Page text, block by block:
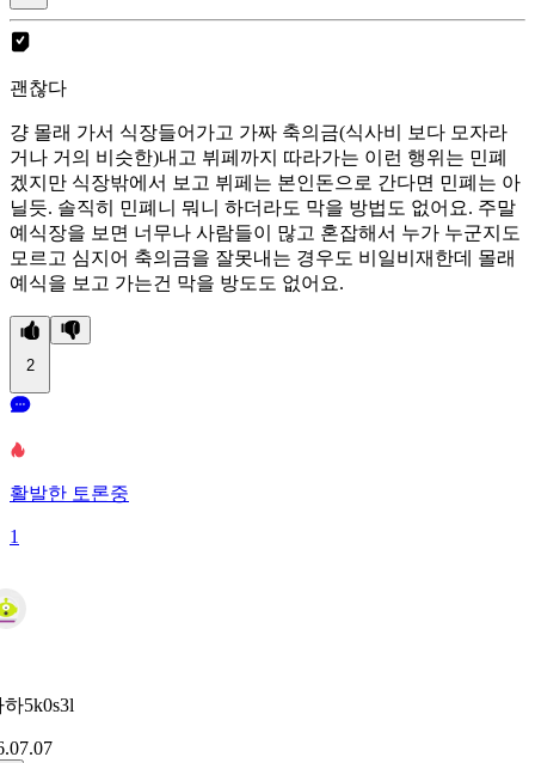
괜찮다
걍 몰래 가서 식장들어가고 가짜 축의금(식사비 보다 모자라
거나 거의 비슷한)내고 뷔페까지 따라가는 이런 행위는 민폐
겠지만 식장밖에서 보고 뷔페는 본인돈으로 간다면 민폐는 아
닐듯. 솔직히 민폐니 뭐니 하더라도 막을 방법도 없어요. 주말
예식장을 보면 너무나 사람들이 많고 혼잡해서 누가 누군지도
모르고 심지어 축의금을 잘못내는 경우도 비일비재한데 몰래
예식을 보고 가는건 막을 방도도 없어요.
2
활발한 토론중
1
하5k0s3l